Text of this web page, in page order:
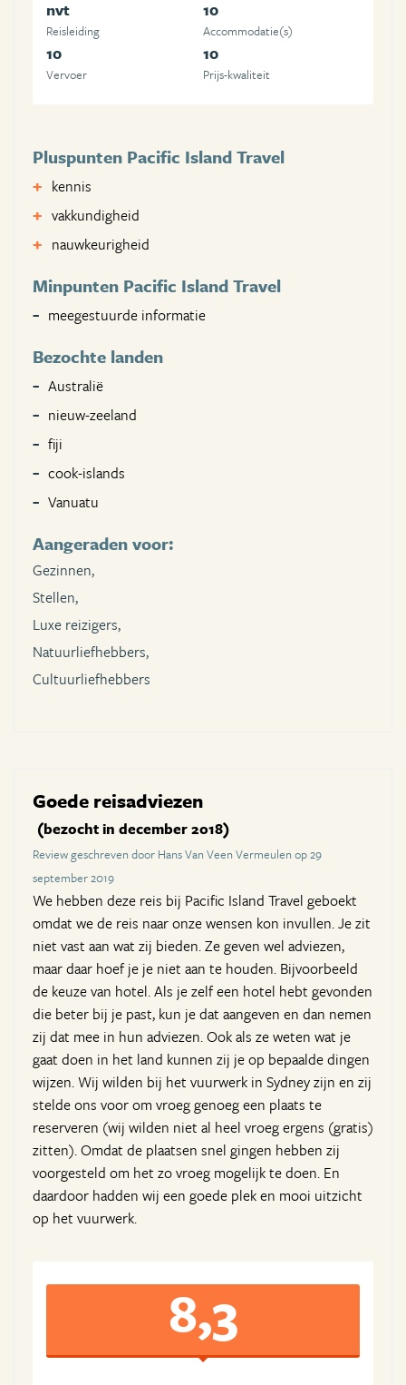
nvt
Reisleiding
10
Accommodatie(s)
10
Vervoer
10
Prijs-kwaliteit
Pluspunten Pacific Island Travel
kennis
vakkundigheid
nauwkeurigheid
Minpunten Pacific Island Travel
meegestuurde informatie
Bezochte landen
Australië
nieuw-zeeland
fiji
cook-islands
Vanuatu
Aangeraden voor:
Gezinnen,
Stellen,
Luxe reizigers,
Natuurliefhebbers,
Cultuurliefhebbers
Goede reisadviezen
(bezocht in december 2018)
Review geschreven door Hans Van Veen Vermeulen op 29
september 2019
We hebben deze reis bij Pacific Island Travel geboekt
omdat we de reis naar onze wensen kon invullen. Je zit
niet vast aan wat zij bieden. Ze geven wel adviezen,
maar daar hoef je je niet aan te houden. Bijvoorbeeld
de keuze van hotel. Als je zelf een hotel hebt gevonden
die beter bij je past, kun je dat aangeven en dan nemen
zij dat mee in hun adviezen. Ook als ze weten wat je
gaat doen in het land kunnen zij je op bepaalde dingen
wijzen. Wij wilden bij het vuurwerk in Sydney zijn en zij
stelde ons voor om vroeg genoeg een plaats te
reserveren (wij wilden niet al heel vroeg ergens (gratis)
zitten). Omdat de plaatsen snel gingen hebben zij
voorgesteld om het zo vroeg mogelijk te doen. En
daardoor hadden wij een goede plek en mooi uitzicht
op het vuurwerk.
8,3